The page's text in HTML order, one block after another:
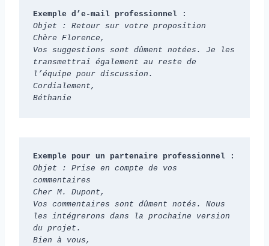
Exemple d’e-mail professionnel :
Objet : Retour sur votre proposition
Chère Florence,
Vos suggestions sont dûment notées. Je les
transmettrai également au reste de
l’équipe pour discussion.
Cordialement,
Béthanie
Exemple pour un partenaire professionnel :
Objet : Prise en compte de vos
commentaires
Cher M. Dupont,
Vos commentaires sont dûment notés. Nous
les intégrerons dans la prochaine version
du projet.
Bien à vous,